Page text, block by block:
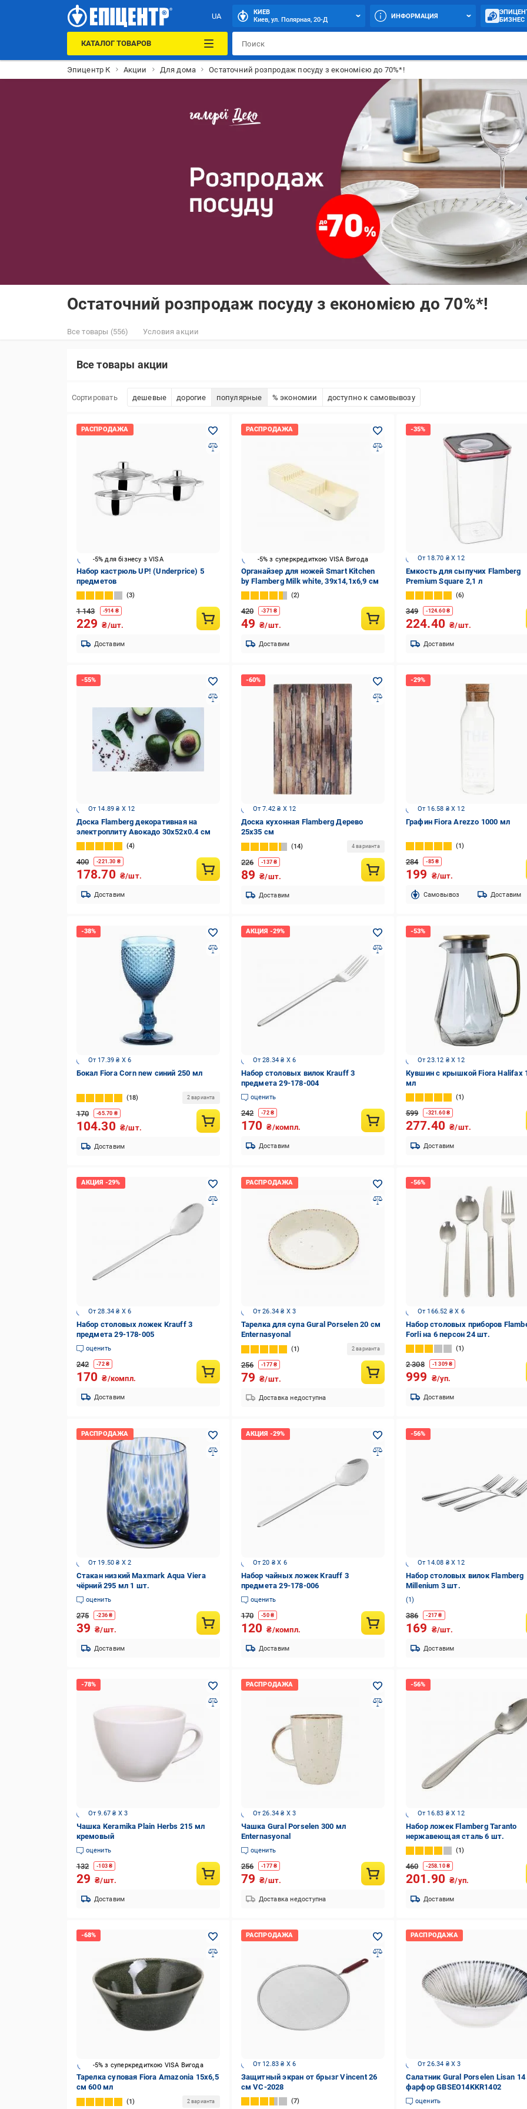
UA
КИЕВ
Киев, ул. Полярная, 20-Д
ИНФОРМАЦИЯ
БИЗНЕС
КАТАЛОГ ТОВАРОВ
Эпицентр К Акции Для дома Остаточний розпродаж посуду з економією до 70%*!
Остаточний розпродаж посуду з економією до 70%*!
Все товары (556) Условия акции
Все товары акции
Сортировать дешевые дорогие популярные % экономии доступно к самовывозу
-5% для бізнесу з VISA
Набор кастрюль UP! (Underprice) 5
предметов
3
1 143 -914 ₴
229 ₴/шт.
Доставим
-5% з суперкредиткою VISA Вигода
Органайзер для ножей Smart Kitchen
by Flamberg Milk white, 39х14,1х6,9 см
2
420 -371 ₴
49 ₴/шт.
Доставим
От 18.70 ₴ X 12
Емкость для сыпучих Flamberg
Premium Square 2,1 л
6
349 -124.60₴
224.40 ₴/шт.
Доставим
От 14.89 ₴ X 12
Доска Flamberg декоративная на
электроплиту Авокадо 30х52х0.4 см
4
400 -221.30 ₴
178.70 ₴/шт.
Доставим
От 7.42 ₴ X 12
Доска кухонная Flamberg Дерево
25х35 см
14 4 варианта
226 -137 ₴
89 ₴/шт.
Доставим
От 16.58 ₴ X 12
Графин Fiora Arezzo 1000 мл
1
284 -85₴
199 ₴/шт.
Cамовывоз Доставим
От 17.39 ₴ X 6
Бокал Fiora Corn new синий 250 мл
18 2 варианта
170 -65.70 ₴
104.30 ₴/шт.
Доставим
От 28.34 ₴ X 6
Набор столовых вилок Krauff 3
предмета 29-178-004
оценить
242 -72₴
170 ₴/компл.
Доставим
От 23.12 ₴ X 12
Кувшин с крышкой Fiora Halifax
мл
1
599 -321.60₴
277.40 ₴/шт.
Доставим
От 28.34 ₴ X 6
Набор столовых ложек Krauff 3
предмета 29-178-005
оценить
242 -72₴
170 ₴/компл.
Доставим
От 26.34 ₴ X 3
Тарелка для супа Gural Porselen 20 см
Enternasyonal
1 2 варианта
256 -177 ₴
79 ₴/шт.
Доставка недоступна
От 166.52 ₴ X 6
Набор столовых приборов
Forli на 6 персон 24 шт.
1
2 308 -1 309₴
999 ₴/уп.
Доставим
От 19.50 ₴ X 2
Стакан низкий Maxmark Aqua Viera
чёрний 295 мл 1 шт.
оценить
275 -236₴
39 ₴/шт.
Доставим
От 20 ₴ X 6
Набор чайных ложек Krauff 3
предмета 29-178-006
оценить
170 -50₴
120 ₴/компл.
Доставим
От 14.08 ₴ X 12
Набор столовых вилок Flamberg
Millenium 3 шт.
1
386 -217 ₴
169 ₴/шт.
Доставим
От 9.67 ₴ X 3
Чашка Keramika Plain Herbs 215 мл
кремовый
оценить
132 -103₴
29 ₴/шт.
Доставим
От 26.34 ₴ X 3
Чашка Gural Porselen 300 мл
Enternasyonal
оценить
256 -177 ₴
79 ₴/шт.
Доставка недоступна
От 16.83 ₴ X 12
Набор ложек Flamberg Taranto
нержавеющая сталь 6 шт.
1
460 -258.10₴
201.90 ₴/уп.
Доставим
-5% з суперкредиткою VISA Вигода
Тарелка суповая Fiora Amazonia 15х6,5
см 600 мл
1 2 варианта
От 12.83 ₴ X 6
Защитный экран от брызг Vincent 26
см VC-2028
7
От 26.34 ₴ X 3
Салатник Gural Porselen Lisan
фарфор GBSEO14KKR1402
оценить